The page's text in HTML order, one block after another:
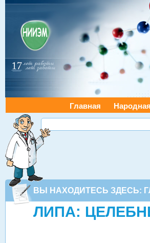
Главная
ВЫ НАХОДИТЕСЬ ЗДЕСЬ:
ЛИПА: